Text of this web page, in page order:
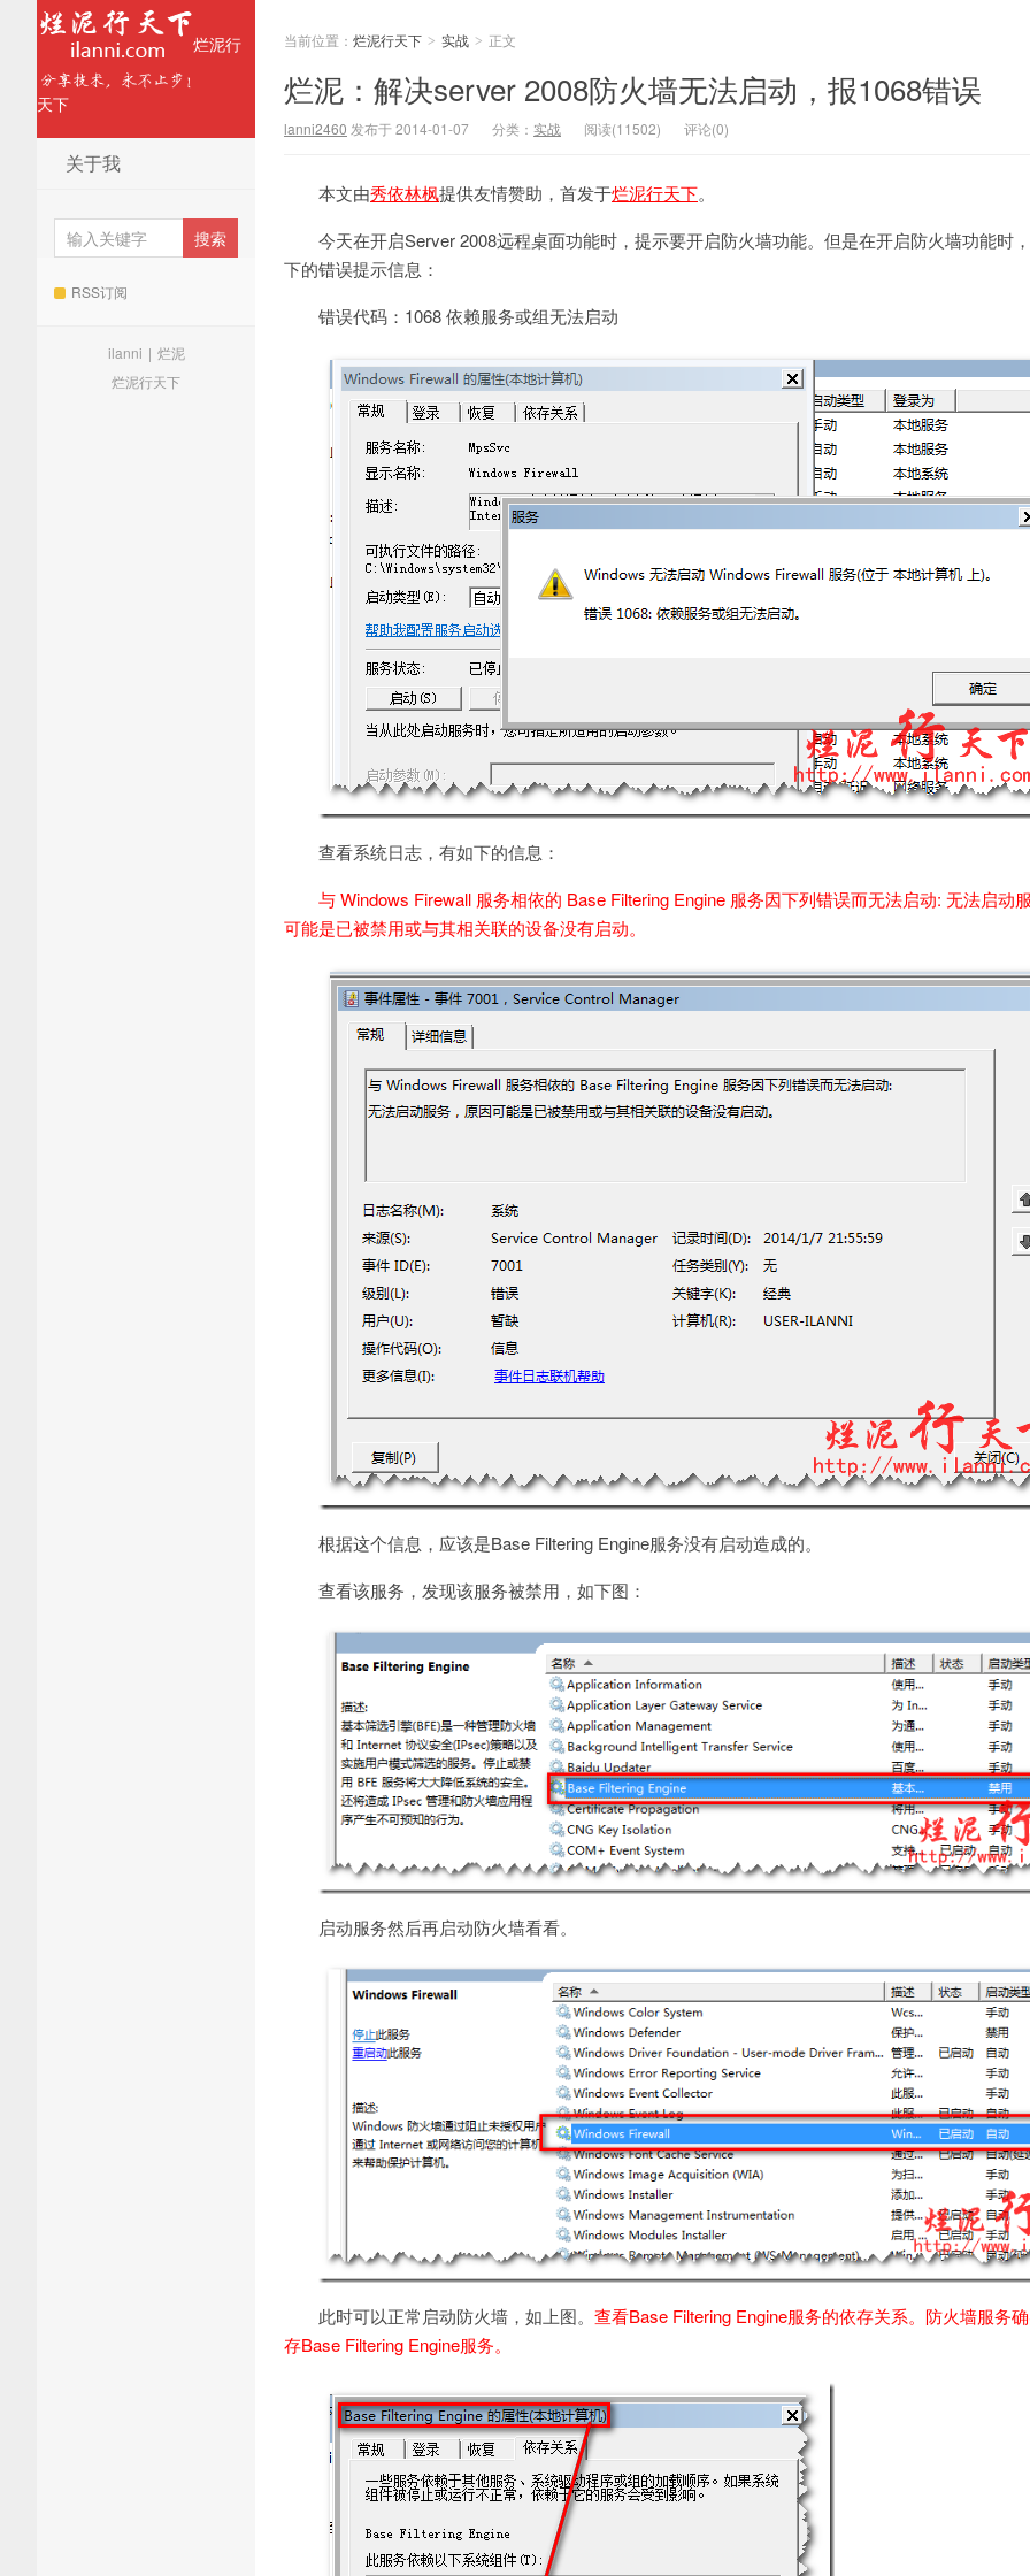
烂泥行
天下
关于我
RSS订阅
ilanni | 烂泥
烂泥行天下
当前位置： 烂泥行天下 > 实战 > 正文
烂泥：解决server 2008防火墙无法启动，报1068错误
lanni2460 发布于 2014-01-07 分类： 实战 阅读(11502) 评论(0)
本文由秀依林枫提供友情赞助，首发于烂泥行天下。
今天在开启Server 2008远程桌面功能时，提示要开启防火墙功能。但是在开启防火墙功能时
下的错误提示信息：
错误代码：1068 依赖服务或组无法启动
查看系统日志，有如下的信息：
与 Windows Firewall 服务相依的 Base Filtering Engine 服务因下列错误而无法启动: 无法启动
可能是已被禁用或与其相关联的设备没有启动。
根据这个信息，应该是Base Filtering Engine服务没有启动造成的。
查看该服务，发现该服务被禁用，如下图：
启动服务然后再启动防火墙看看。
此时可以正常启动防火墙，如上图。 查看Base Filtering Engine服务的依存关系。防火墙服务
存Base Filtering Engine服务。